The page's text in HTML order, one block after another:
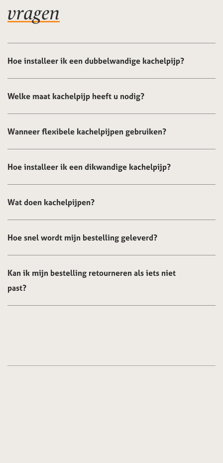
vragen
Hoe installeer ik een dubbelwandige kachelpijp?
Welke maat kachelpijp heeft u nodig?
Wanneer flexibele kachelpijpen gebruiken?
Hoe installeer ik een dikwandige kachelpijp?
Wat doen kachelpijpen?
Hoe snel wordt mijn bestelling geleverd?
Kan ik mijn bestelling retourneren als iets niet
past?